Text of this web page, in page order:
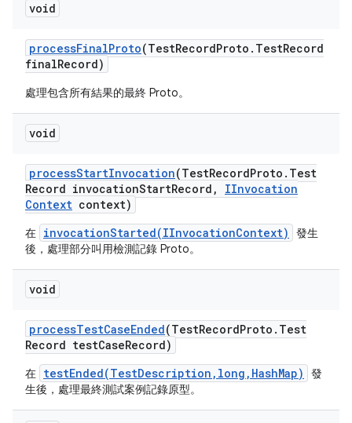
void
processFinalProto(TestRecordProto . TestRecord
finalRecord)
處理包含所有結果的最終 Proto。
void
processStartInvocation(TestRecordProto . Test
Record invocationStartRecord ,
IInvocation
Context context)
在 invocationStarted(IInvocationContext)
發生
後，處理部分叫用檢測記錄 Proto。
void
processTestCaseEnded(TestRecordProto . Test
Record testCaseRecord)
在 testEnded(TestDescription,long,HashMap)
發
生後，處理最終測試案例記錄原型。